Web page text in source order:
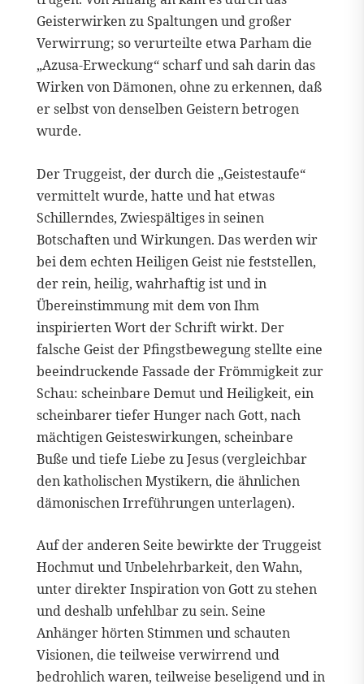
Geisterwirken zu Spaltungen und großer
Verwirrung; so verurteilte etwa Parham die
„Azusa-Erweckung“ scharf und sah darin das
Wirken von Dämonen, ohne zu erkennen, daß
er selbst von denselben Geistern betrogen
wurde.
Der Truggeist, der durch die „Geistestaufe“
vermittelt wurde, hatte und hat etwas
Schillerndes, Zwiespältiges in seinen
Botschaften und Wirkungen. Das werden wir
bei dem echten Heiligen Geist nie feststellen,
der rein, heilig, wahrhaftig ist und in
Übereinstimmung mit dem von Ihm
inspirierten Wort der Schrift wirkt. Der
falsche Geist der Pfingstbewegung stellte eine
beeindruckende Fassade der Frömmigkeit zur
Schau: scheinbare Demut und Heiligkeit, ein
scheinbarer tiefer Hunger nach Gott, nach
mächtigen Geisteswirkungen, scheinbare
Buße und tiefe Liebe zu Jesus (vergleichbar
den katholischen Mystikern, die ähnlichen
dämonischen Irreführungen unterlagen).
Auf der anderen Seite bewirkte der Truggeist
Hochmut und Unbelehrbarkeit, den Wahn,
unter direkter Inspiration von Gott zu stehen
und deshalb unfehlbar zu sein. Seine
Anhänger hörten Stimmen und schauten
Visionen, die teilweise verwirrend und
bedrohlich waren, teilweise beseligend und in